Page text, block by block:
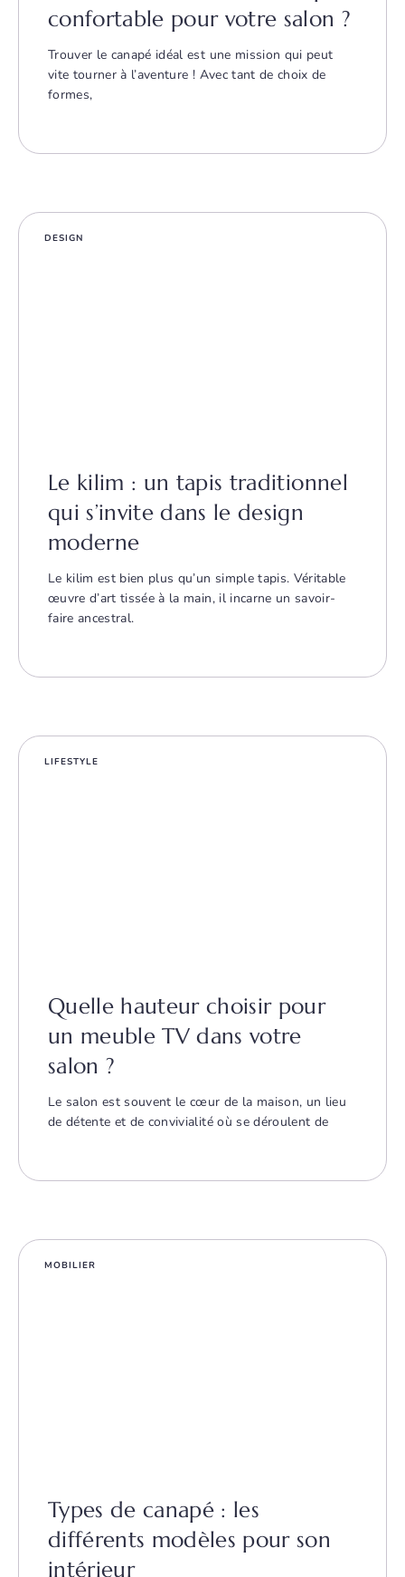
confortable pour votre salon ?
Trouver le canapé idéal est une mission qui peut
vite tourner à l’aventure ! Avec tant de choix de
formes,
DESIGN
Le kilim : un tapis traditionnel
qui s’invite dans le design
moderne
Le kilim est bien plus qu’un simple tapis. Véritable
œuvre d’art tissée à la main, il incarne un savoir-
faire ancestral.
LIFESTYLE
Quelle hauteur choisir pour
un meuble TV dans votre
salon ?
Le salon est souvent le cœur de la maison, un lieu
de détente et de convivialité où se déroulent de
MOBILIER
Types de canapé : les
différents modèles pour son
intérieur